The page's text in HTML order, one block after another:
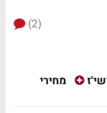
(2)
מחירי